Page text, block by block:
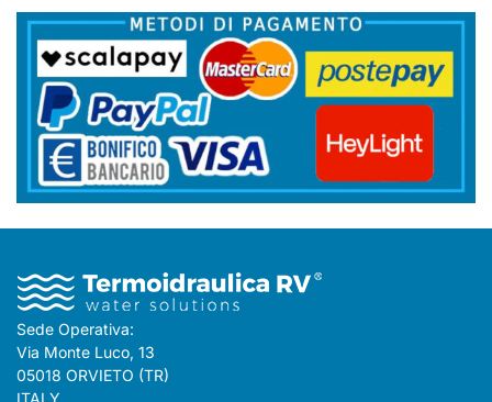
Sede Operativa:
Via Monte Luco, 13
05018 ORVIETO (TR)